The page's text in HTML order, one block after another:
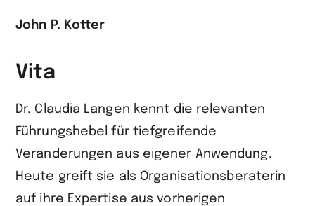
John P. Kotter
Vita
Dr. Claudia Langen kennt die relevanten
Führungshebel für tiefgreifende
Veränderungen aus eigener Anwendung.
Heute greift sie als Organisationsberaterin
auf ihre Expertise aus vorherigen